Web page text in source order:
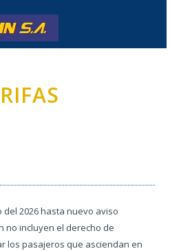
del 2026 hasta nuevo aviso
no incluyen el derecho de
los pasajeros que asciendan en